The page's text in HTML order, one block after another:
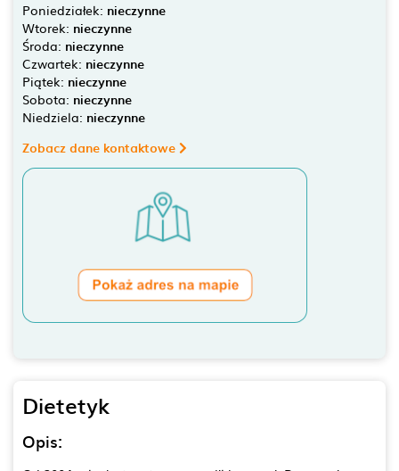
Poniedziałek: nieczynne
Wtorek: nieczynne
Środa: nieczynne
Czwartek: nieczynne
Piątek: nieczynne
Sobota: nieczynne
Niedziela: nieczynne
Zobacz dane kontaktowe
Dietetyk
Opis: